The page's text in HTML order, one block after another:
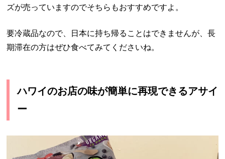
ズが売っていますのでそちらもおすすめですよ。
要冷蔵品なので、日本に持ち帰ることはできませんが、長
期滞在の方はぜひ食べてみてくださいね。
ハワイのお店の味が簡単に再現できるアサイ
ー